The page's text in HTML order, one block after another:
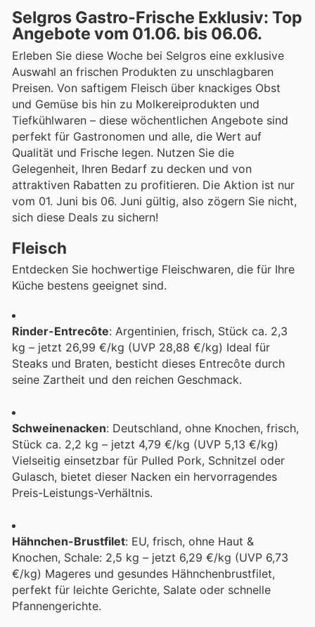
Selgros Gastro-Frische Exklusiv: Top
Angebote vom 01.06. bis 06.06.
Erleben Sie diese Woche bei Selgros eine exklusive
Auswahl an frischen Produkten zu unschlagbaren
Preisen. Von saftigem Fleisch über knackiges Obst
und Gemüse bis hin zu Molkereiprodukten und
Tiefkühlwaren – diese wöchentlichen Angebote sind
perfekt für Gastronomen und alle, die Wert auf
Qualität und Frische legen. Nutzen Sie die
Gelegenheit, Ihren Bedarf zu decken und von
attraktiven Rabatten zu profitieren. Die Aktion ist nur
vom 01. Juni bis 06. Juni gültig, also zögern Sie nicht,
sich diese Deals zu sichern!
Fleisch
Entdecken Sie hochwertige Fleischwaren, die für Ihre
Küche bestens geeignet sind.
Rinder-Entrecôte: Argentinien, frisch, Stück ca. 2,3
kg – jetzt 26,99 €/kg (UVP 28,88 €/kg) Ideal für
Steaks und Braten, besticht dieses Entrecôte durch
seine Zartheit und den reichen Geschmack.
Schweinenacken: Deutschland, ohne Knochen, frisch,
Stück ca. 2,2 kg – jetzt 4,79 €/kg (UVP 5,13 €/kg)
Vielseitig einsetzbar für Pulled Pork, Schnitzel oder
Gulasch, bietet dieser Nacken ein hervorragendes
Preis-Leistungs-Verhältnis.
Hähnchen-Brustfilet: EU, frisch, ohne Haut &
Knochen, Schale: 2,5 kg – jetzt 6,29 €/kg (UVP 6,73
€/kg) Mageres und gesundes Hähnchenbrustfilet,
perfekt für leichte Gerichte, Salate oder schnelle
Pfannengerichte.